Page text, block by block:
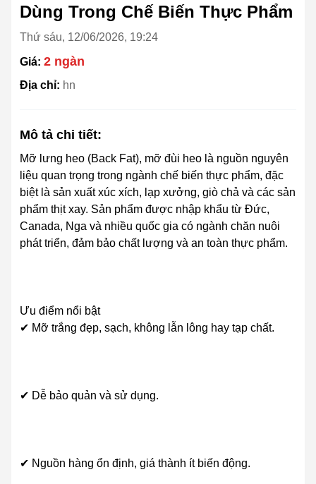
Dùng Trong Chế Biến Thực Phẩm
Thứ sáu, 12/06/2026, 19:24
Giá: 2 ngàn
Địa chỉ: hn
Mô tả chi tiết:
Mỡ lưng heo (Back Fat), mỡ đùi heo là nguồn nguyên
liệu quan trọng trong ngành chế biến thực phẩm, đặc
biệt là sản xuất xúc xích, lạp xưởng, giò chả và các sản
phẩm thịt xay. Sản phẩm được nhập khẩu từ Đức,
Canada, Nga và nhiều quốc gia có ngành chăn nuôi
phát triển, đảm bảo chất lượng và an toàn thực phẩm.
Ưu điểm nổi bật
✔ Mỡ trắng đẹp, sạch, không lẫn lông hay tạp chất.
✔ Dễ bảo quản và sử dụng.
✔ Nguồn hàng ổn định, giá thành ít biến động.